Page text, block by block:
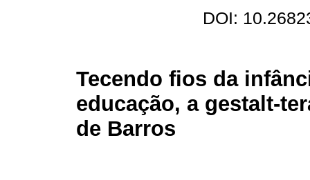
DOI:
Tecendo fios da
educação, a gestalt-
de Barros